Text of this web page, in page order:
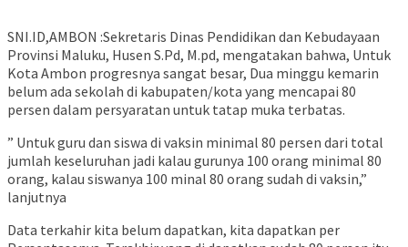
SNI.ID,AMBON :Sekretaris Dinas Pendidikan dan Kebudayaan
Provinsi Maluku, Husen S.Pd, M.pd, mengatakan bahwa, Untuk
Kota Ambon progresnya sangat besar, Dua minggu kemarin
belum ada sekolah di kabupaten/kota yang mencapai 80
persen dalam persyaratan untuk tatap muka terbatas.
” Untuk guru dan siswa di vaksin minimal 80 persen dari total
jumlah keseluruhan jadi kalau gurunya 100 orang minimal 80
orang, kalau siswanya 100 minal 80 orang sudah di vaksin,”
lanjutnya
Data terkahir kita belum dapatkan, kita dapatkan per